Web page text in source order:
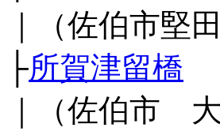
｜（佐伯市堅田
├所賀津留橋
｜（佐伯市 大